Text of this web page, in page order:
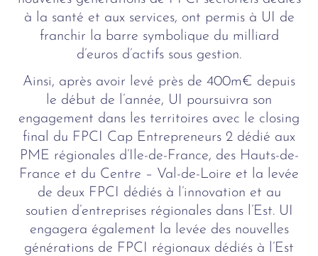
à la santé et aux services, ont permis à UI de
franchir la barre symbolique du milliard
d’euros d’actifs sous gestion.
Ainsi, après avoir levé près de 400m€ depuis
le début de l’année, UI poursuivra son
engagement dans les territoires avec le closing
final du FPCI Cap Entrepreneurs 2 dédié aux
PME régionales d’Ile-de-France, des Hauts-de-
France et du Centre – Val-de-Loire et la levée
de deux FPCI dédiés à l’innovation et au
soutien d’entreprises régionales dans l’Est. UI
engagera également la levée des nouvelles
générations de FPCI régionaux dédiés à l’Est